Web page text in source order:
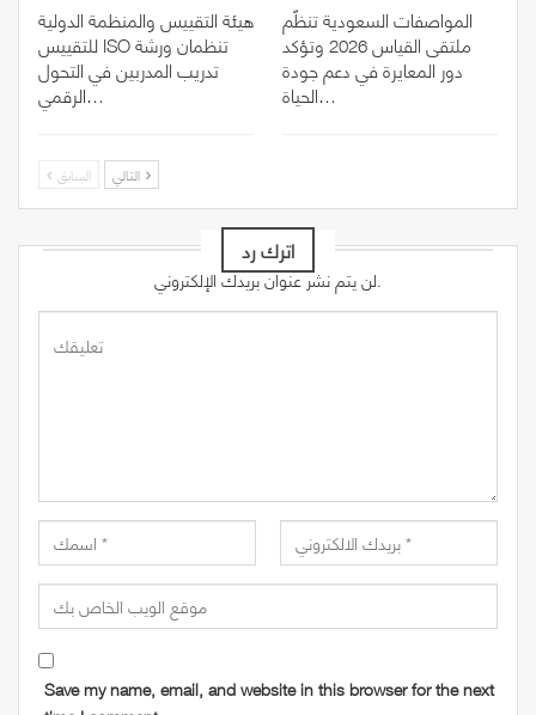
هيئة التقييس والمنظمة الدولية
للتقييس ISO تنظمان ورشة
تدريب المدربين في التحول
الرقمي…
المواصفات السعودية تنظّم
ملتقى القياس 2026 وتؤكد
دور المعايرة في دعم جودة
الحياة…
السابق
اترك رد
لن يتم نشر عنوان بريدك الإلكتروني.
Save my name, email, and website in this browser for the next